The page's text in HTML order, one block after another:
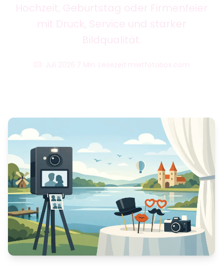
Hochzeit, Geburtstag oder Firmenfeier
mit Druck, Service und starker
Bildqualität.
03. Juli 2026 7 Min. Lesezeit mietfotobox.com